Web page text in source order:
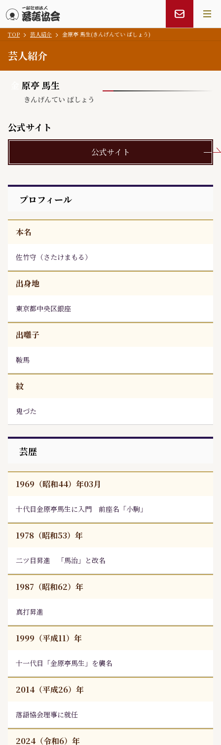
TOP 芸人紹介 金原亭 馬生(きんげんてい ばしょう)
芸人紹介
原亭 馬生
きんげんてい ばしょう
公式サイト
公式サイト
プロフィール
本名
佐竹守 （さたけまもる ）
出身地
東京都中央区銀座
出囃子
鞍馬
紋
鬼づた
芸歴
1969（昭和44）年03月
十代目金原亭馬生に入門 前座名「小駒」
1978（昭和53）年
二ツ目昇進 「馬治」と改名
1987（昭和62）年
真打昇進
1999（平成11）年
十一代目「金原亭馬生」を襲名
2014（平成26）年
落語協会理事に就任
2024（令和6）年